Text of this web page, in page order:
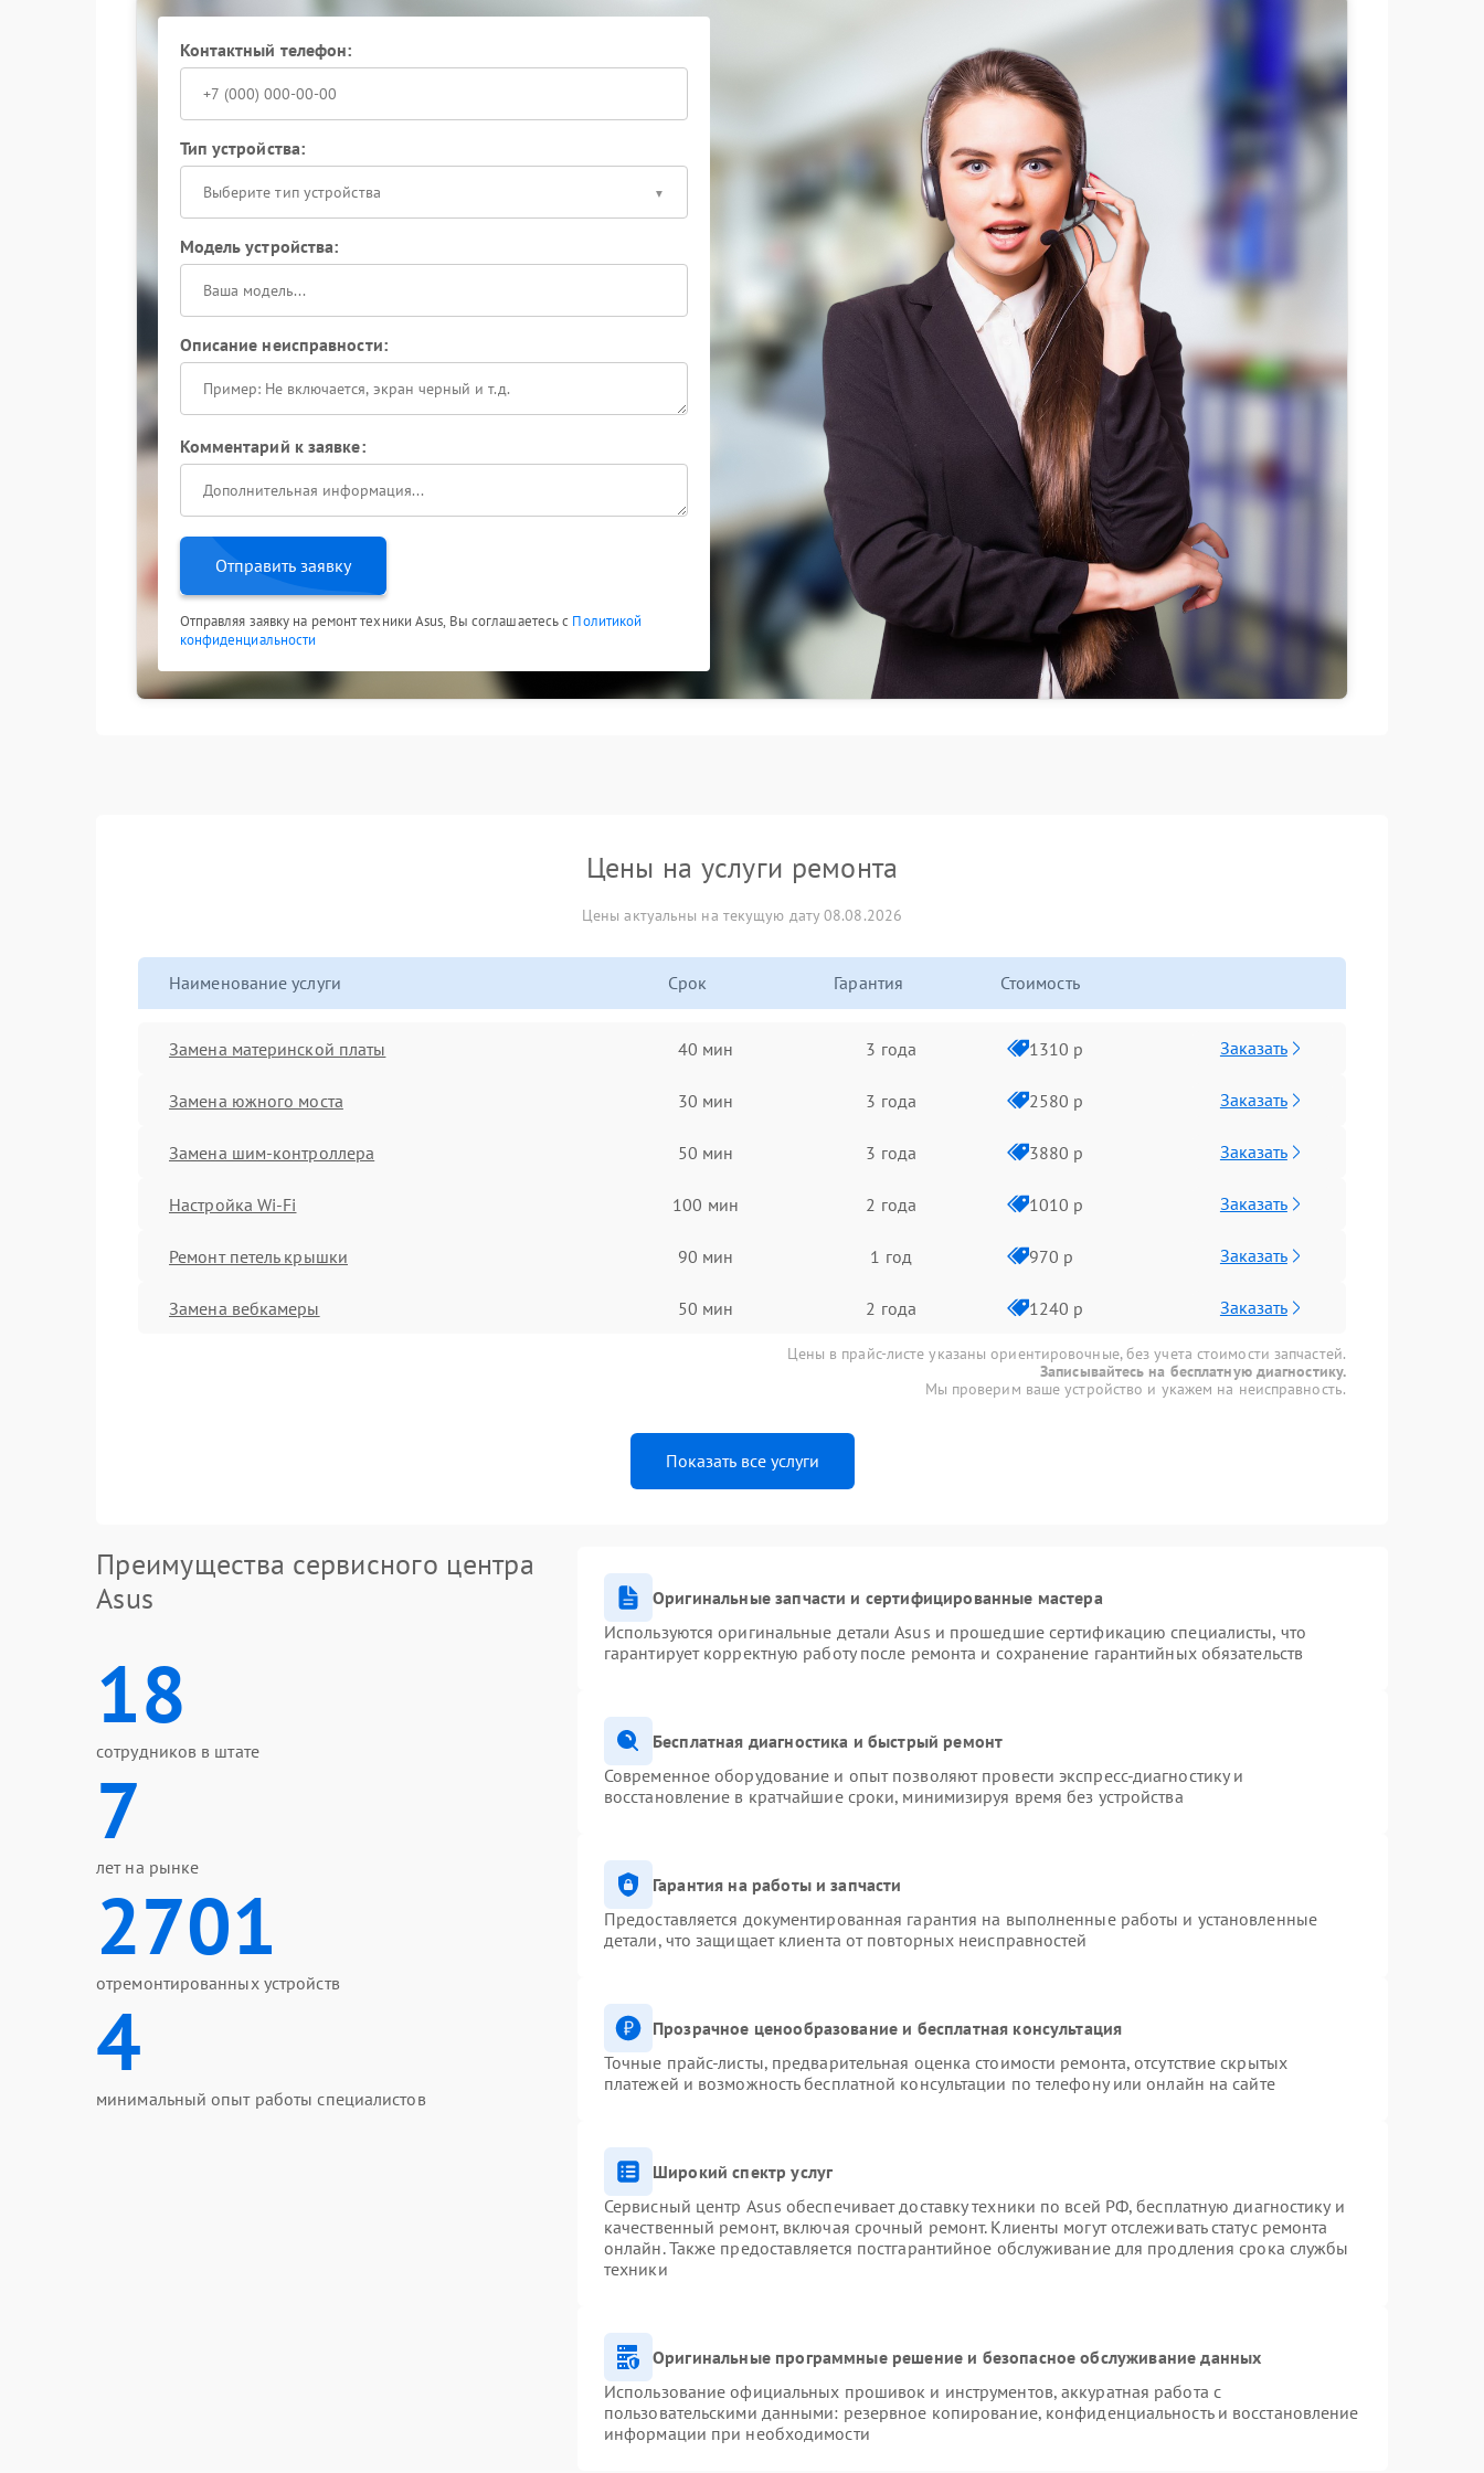
Контактный телефон:
Тип устройства:
Выберите тип устройства
Модель устройства:
Описание неисправности:
Комментарий к заявке:
Отправить заявку
Отправляя заявку на ремонт техники Asus, Вы соглашаетесь с Политикой
конфиденциальности
Цены на услуги ремонта
Цены актуальны на текущую дату 08.08.2026
Наименование услуги Срок Гарантия Стоимость
Замена материнской платы 40 мин 3 года 1310 р Заказать
Замена южного моста 30 мин 3 года 2580 р Заказать
Замена шим-контроллера 50 мин 3 года 3880 р Заказать
Настройка Wi-Fi 100 мин 2 года 1010 р Заказать
Ремонт петель крышки 90 мин 1 год 970 р Заказать
Замена вебкамеры 50 мин 2 года 1240 р Заказать
Цены в прайс-листе указаны ориентировочные, без учета стоимости запчастей.
Записывайтесь на бесплатную диагностику.
Мы проверим ваше устройство и укажем на неисправность.
Показать все услуги
Преимущества сервисного центра
Asus
18
сотрудников в штате
7
лет на рынке
2701
отремонтированных устройств
4
минимальный опыт работы специалистов
Оригинальные запчасти и сертифицированные мастера
Используются оригинальные детали Asus и прошедшие сертификацию специалисты, что
гарантирует корректную работу после ремонта и сохранение гарантийных обязательств
Бесплатная диагностика и быстрый ремонт
Современное оборудование и опыт позволяют провести экспресс-диагностику и
восстановление в кратчайшие сроки, минимизируя время без устройства
Гарантия на работы и запчасти
Предоставляется документированная гарантия на выполненные работы и установленные
детали, что защищает клиента от повторных неисправностей
Прозрачное ценообразование и бесплатная консультация
Точные прайс-листы, предварительная оценка стоимости ремонта, отсутствие скрытых
платежей и возможность бесплатной консультации по телефону или онлайн на сайте
Широкий спектр услуг
Сервисный центр Asus обеспечивает доставку техники по всей РФ, бесплатную диагностику и
качественный ремонт, включая срочный ремонт. Клиенты могут отслеживать статус ремонта
онлайн. Также предоставляется постгарантийное обслуживание для продления срока службы
техники
Оригинальные программные решение и безопасное обслуживание данных
Использование официальных прошивок и инструментов, аккуратная работа с
пользовательскими данными: резервное копирование, конфиденциальность и восстановление
информации при необходимости